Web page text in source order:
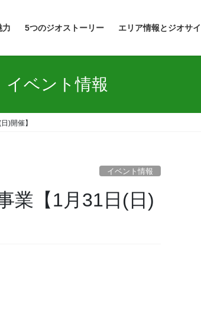
力 5つのジオストーリー エリア情報とジオサ
イベント情報
)開催】
イベント情報
業【1月31日(日)